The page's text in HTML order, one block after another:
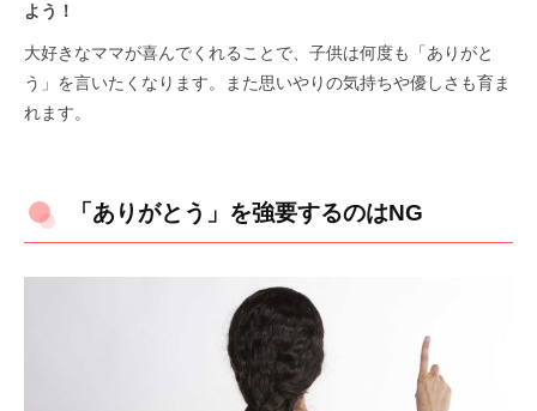
よう！
大好きなママが喜んでくれることで、子供は何度も「ありがと
う」を言いたくなります。また思いやりの気持ちや優しさも育ま
れます。
「ありがとう」を強要するのはNG